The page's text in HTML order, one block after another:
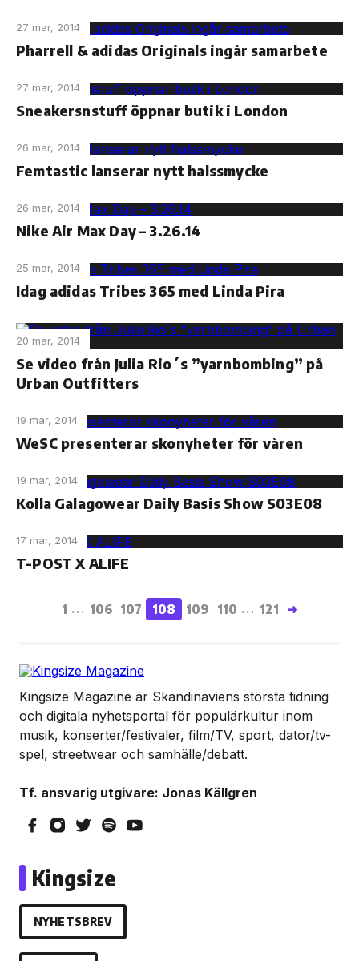
27 mar, 2014
Pharrell & adidas Originals ingår samarbete
27 mar, 2014
Sneakersnstuff öppnar butik i London
26 mar, 2014
Femtastic lanserar nytt halssmycke
26 mar, 2014
Nike Air Max Day – 3.26.14
25 mar, 2014
Idag adidas Tribes 365 med Linda Pira
20 mar, 2014
Se video från Julia Rio´s ”yarnbombing” på
Urban Outfitters
19 mar, 2014
WeSC presenterar skonyheter för våren
19 mar, 2014
Kolla Galagowear Daily Basis Show S03E08
17 mar, 2014
T-POST X ALIFE
1 ... 106 107 108 109 110 ... 121 ➜
Kingsize Magazine är Skandinaviens största tidning
och digitala nyhetsportal för populärkultur inom
musik, konserter/festivaler, film/TV, sport, dator/tv-
spel, streetwear och samhälle/debatt.
Tf. ansvarig utgivare: Jonas Källgren
Kingsize
NYHETSBREV